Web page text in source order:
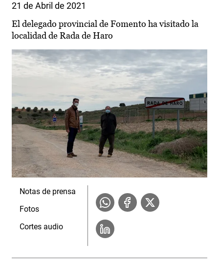
21 de Abril de 2021
El delegado provincial de Fomento ha visitado la
localidad de Rada de Haro
Notas de prensa
Fotos
Cortes audio